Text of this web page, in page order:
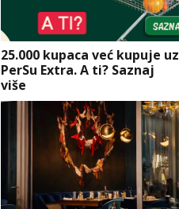
25.000 kupaca već kupuje uz
PerSu Extra. A ti? Saznaj
više